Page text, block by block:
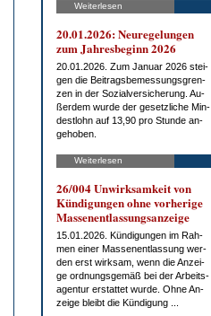
Weiterlesen
20.01.2026: Neu­re­ge­lun­gen
zum Jah­res­be­ginn 2026
20.01.2026. Zum Ja­nu­ar 2026 stei­
gen die Bei­trags­be­mes­sungs­gren­
zen in der So­zi­al­ver­si­che­rung. Au­
ßer­dem wur­de der ge­setz­li­che Min­
dest­lohn auf 13,90 pro St­un­de an­
ge­ho­ben.
Weiterlesen
26/004 Un­wirk­sam­keit von
Kün­di­gun­gen oh­ne vor­he­ri­ge
Mas­sen­ent­las­sungs­an­zei­ge
15.01.2026. Kün­di­gun­gen im Rah­
men ei­ner Mas­sen­ent­las­sung wer­
den erst wirk­sam, wenn die An­zei­
ge ord­nungs­ge­mäß bei der Ar­beits­
agen­tur er­stat­tet wur­de. Oh­ne An­
zei­ge bleibt die Kün­di­gung ...